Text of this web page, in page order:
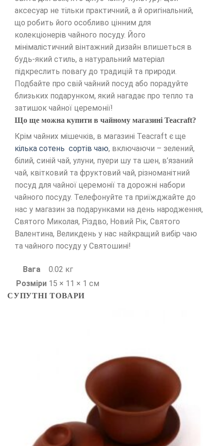
аксесуар не тільки практичний, а й оригінальний,
що робить його особливо цінним для
колекціонерів чайного посуду. Його
мінімалістичний вінтажний дизайн впишеться в
будь-який стиль, а натуральний матеріал
підкреслить повагу до традицій та природи.
Подбайте про свій чайний посуд або порадуйте
близьких подарунком, який нагадає про тепло та
затишок чайної церемонії!
Що ще можна купити в чайному магазині Teacraft?
Крім чайних мішечків, в магазині Teacraft є ще
кілька сотень сортів чаю, включаючи – зелений,
білий, синій чай, улуни, пуери шу та шен, в’язаний
чай, квітковий та фруктовий чай, різноманітний
посуд для чайної церемонії та дорожні набори
чайного посуду. Телефонуйте та приїжджайте до
нас у магазин за подарунками на день народження,
Святого Миколая, Різдво, Новий Рік, Святого
Валентина, Великдень у нас найкращий вибір чаю
та чайного посуду у Святошині!
Вага
0.02 кг
Розміри 15 × 11 × 1 см
СУПУТНІ ТОВАРИ